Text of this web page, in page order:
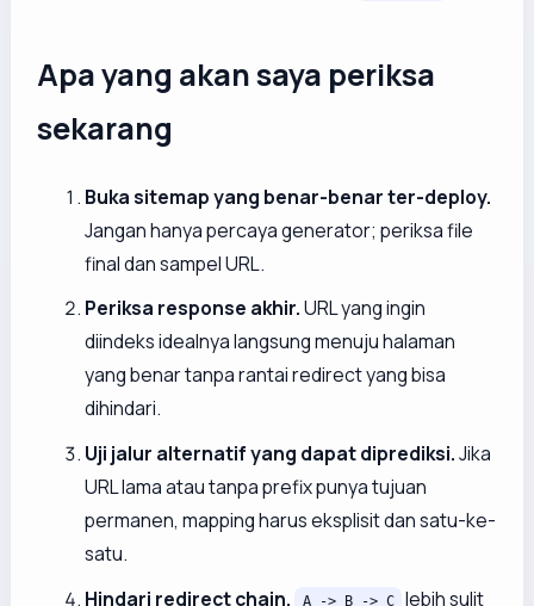
Apa yang akan saya periksa
sekarang
Buka sitemap yang benar-benar ter-deploy.
Jangan hanya percaya generator; periksa file
final dan sampel URL.
Periksa response akhir.URL yang ingin
diindeks idealnya langsung menuju halaman
yang benar tanpa rantai redirect yang bisa
dihindari.
Uji jalur alternatif yang dapat diprediksi.Jika
URL lama atau tanpa prefix punya tujuan
permanen, mapping harus eksplisit dan satu-ke-
satu.
Hindari redirect chain.
A -> B -> C
lebih sulit